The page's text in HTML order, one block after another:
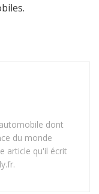
dont
du monde
article qu'il écrit